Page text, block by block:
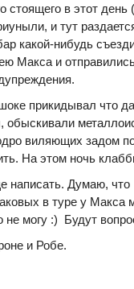
стоящего в этот
и тут
какой-нибудь
Макса и
прикидывал что
обыскивали
виляющих задом
На этом ночь
написать. Думаю,
в туре у Макса
не могу :) Будут
и Робе.